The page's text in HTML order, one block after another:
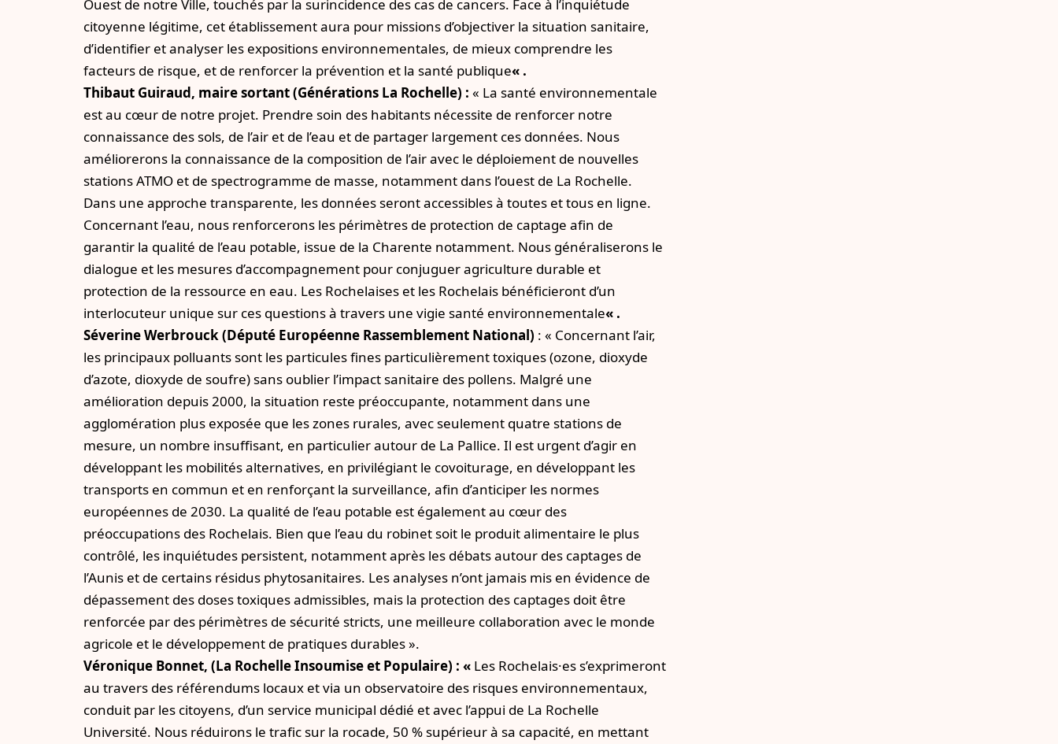
Ouest de notre Ville, touchés par la surincidence des cas de cancers. Face à l’inquiétude
citoyenne légitime, cet établissement aura pour missions d’objectiver la situation sanitaire,
d’identifier et analyser les expositions environnementales, de mieux comprendre les
facteurs de risque, et de renforcer la prévention et la santé publique« .
Thibaut Guiraud, maire sortant (Générations La Rochelle) :« La santé environnementale
est au cœur de notre projet. Prendre soin des habitants nécessite de renforcer notre
connaissance des sols, de l’air et de l’eau et de partager largement ces données. Nous
améliorerons la connaissance de la composition de l’air avec le déploiement de nouvelles
stations ATMO et de spectrogramme de masse, notamment dans l’ouest de La Rochelle.
Dans une approche transparente, les données seront accessibles à toutes et tous en ligne.
Concernant l’eau, nous renforcerons les périmètres de protection de captage afin de
garantir la qualité de l’eau potable, issue de la Charente notamment. Nous généraliserons le
dialogue et les mesures d’accompagnement pour conjuguer agriculture durable et
protection de la ressource en eau. Les Rochelaises et les Rochelais bénéficieront d’un
interlocuteur unique sur ces questions à travers une vigie santé environnementale« .
Séverine Werbrouck (Député Européenne Rassemblement National) : « Concernant l’air,
les principaux polluants sont les particules fines particulièrement toxiques (ozone, dioxyde
d’azote, dioxyde de soufre) sans oublier l’impact sanitaire des pollens. Malgré une
amélioration depuis 2000, la situation reste préoccupante, notamment dans une
agglomération plus exposée que les zones rurales, avec seulement quatre stations de
mesure, un nombre insuffisant, en particulier autour de La Pallice. Il est urgent d’agir en
développant les mobilités alternatives, en privilégiant le covoiturage, en développant les
transports en commun et en renforçant la surveillance, afin d’anticiper les normes
européennes de 2030. La qualité de l’eau potable est également au cœur des
préoccupations des Rochelais. Bien que l’eau du robinet soit le produit alimentaire le plus
contrôlé, les inquiétudes persistent, notamment après les débats autour des captages de
l’Aunis et de certains résidus phytosanitaires. Les analyses n’ont jamais mis en évidence de
dépassement des doses toxiques admissibles, mais la protection des captages doit être
renforcée par des périmètres de sécurité stricts, une meilleure collaboration avec le monde
agricole et le développement de pratiques durables ».
Véronique Bonnet, (La Rochelle Insoumise et Populaire) : « Les Rochelais·es s’exprimeront
au travers des référendums locaux et via un observatoire des risques environnementaux,
conduit par les citoyens, d’un service municipal dédié et avec l’appui de La Rochelle
Université. Nous réduirons le trafic sur la rocade, 50 % supérieur à sa capacité, en mettant